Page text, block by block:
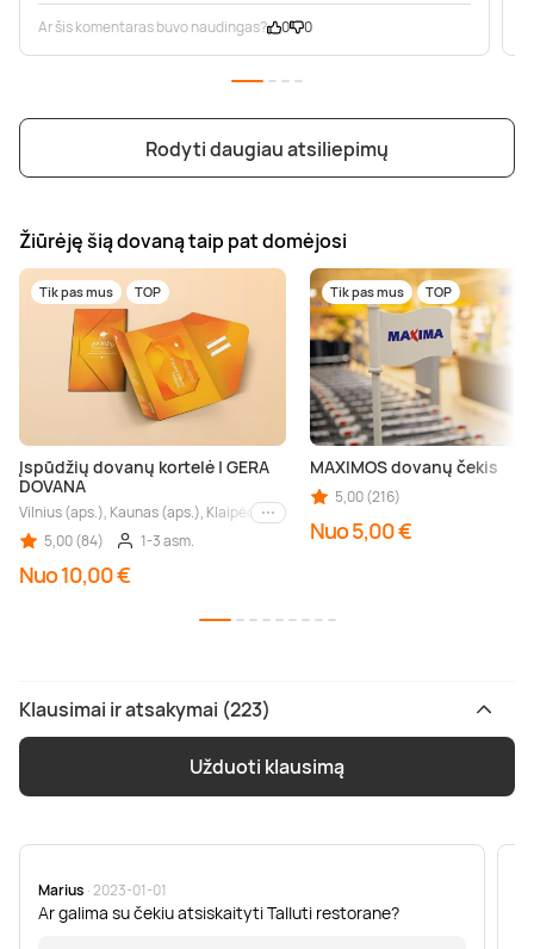
Ar šis komentaras buvo naudingas? 0 0
Rodyti daugiau atsiliepimų
Žiūrėję šią dovaną taip pat domėjosi
Tik pas mus TOP
Įspūdžių dovanų kortelė | GERA
DOVANA
Vilnius (aps.), Kaunas (aps.), Klaipėda (aps.), Palanga (aps.), Nida (aps.),
Kiti miestai
5,00 (84)
1-3 asm.
Nuo 10,00 €
Tik pas mus TOP
MAXIMOS dovanų čekis
5,00 (216)
Nuo 5,00 €
Klausimai ir atsakymai (223)
Užduoti klausimą
Marius · 2023-01-01
Ar galima su čekiu atsiskaityti Talluti restorane?